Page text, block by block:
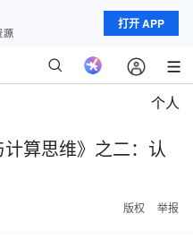
打开 APP
个人
算思维》之二：认
版权 举报